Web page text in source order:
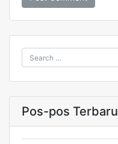
Pos-pos Terbaru